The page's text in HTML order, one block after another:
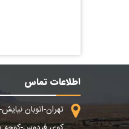
اطلاعات تماس
تهران-اتوبان